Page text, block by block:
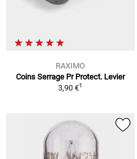
RAXIMO
Coins Serrage Pr Protect. Levier
3,90 €1